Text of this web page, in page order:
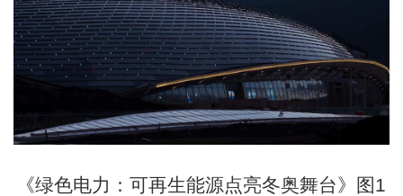
《绿色电力：可再生能源点亮冬奥舞台》图1